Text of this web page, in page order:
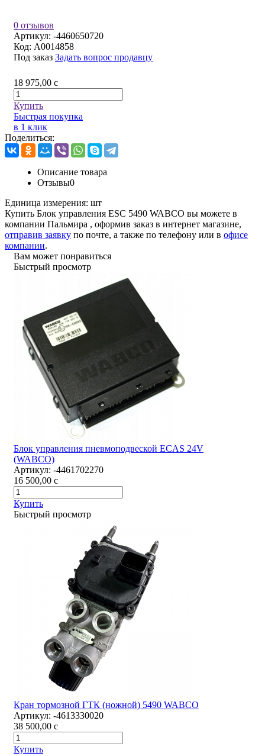
0 отзывов
Артикул: -4460650720
Код: A0014858
Под заказ Задать вопрос продавцу
18 975,00 c
Купить
Быстрая покупка
в 1 клик
Поделиться:
Описание товара
Отзывы0
Единица измерения: шт
Купить Блок управления ESC 5490 WABCO вы можете в
компании Пальмира , оформив заказ в интернет магазине,
отправив заявку по почте, а также по телефону или в офисе
компании.
Вам может понравиться
Быстрый просмотр
Блок управления пневмоподвеской ECAS 24V
(WABCO)
Артикул: -4461702270
16 500,00 c
Купить
Быстрый просмотр
Кран тормозной ГТК (ножной) 5490 WABCO
Артикул: -4613330020
38 500,00 c
Купить